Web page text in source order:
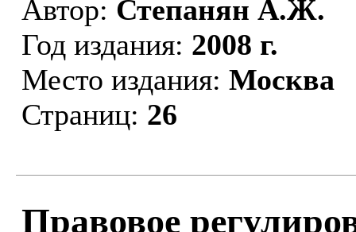
Автор: Степанян А.Ж.
Год издания: 2008 г.
Место издания: Москва
Страниц: 26
Правовое